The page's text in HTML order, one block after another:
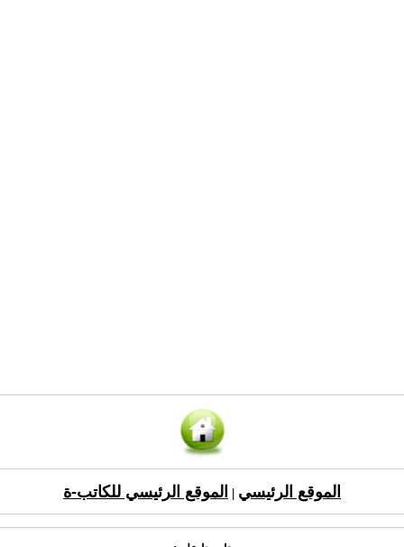
الموقع الرئيسي الموقع الرئيسي للكاتب-ة